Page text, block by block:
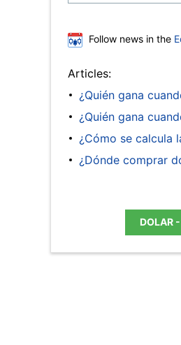
Follow news in the
Articles:
¿Quién gana
¿Quién gana
¿Cómo se calcula
¿Dónde comprar
DOLAR